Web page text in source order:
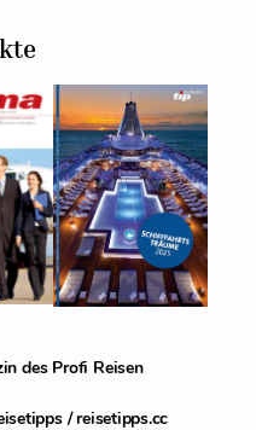
des Profi Reisen
/ reisetipps.cc